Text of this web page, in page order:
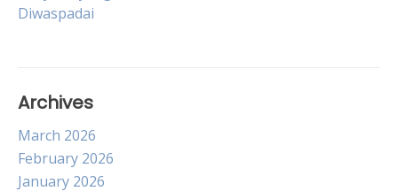
Diwaspadai
Archives
March 2026
February 2026
January 2026